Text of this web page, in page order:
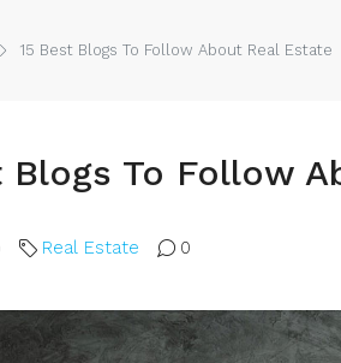
15 Best Blogs To Follow About Real Estate
Blogs To Follow
Real Estate 0